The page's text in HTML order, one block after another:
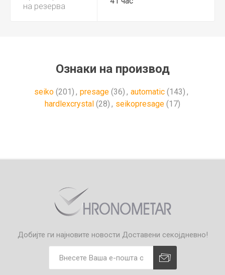
на резерва
Ознаки на производ
seiko (201) , presage (36) , automatic (143) ,
hardlexcrystal (28) , seikopresage (17)
Добијте ги најновите новости Доставени секојдневно!